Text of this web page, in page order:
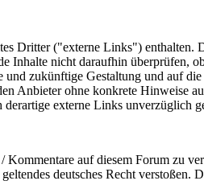
Dritter ("externe Links") enthalten.
Inhalte nicht daraufhin überprüfen,
zukünftige Gestaltung und auf
Anbieter ohne konkrete Hinweise
externe Links unverzüglich
auf diesem Forum zu
deutsches Recht verstoßen.